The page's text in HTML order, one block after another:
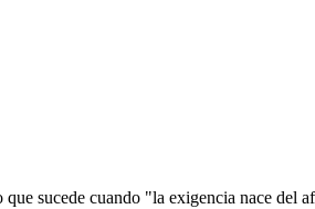
sucede cuando "la exigencia nace del